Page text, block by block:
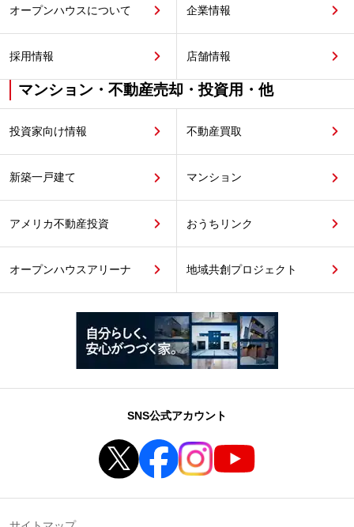
オープンハウスについて 企業情報
採用情報 店舗情報
マンション・不動産売却・投資用・他
投資家向け情報 不動産買取
新築一戸建て マンション
アメリカ不動産投資 おうちリンク
オープンハウスアリーナ 地域共創プロジェクト
SNS公式アカウント